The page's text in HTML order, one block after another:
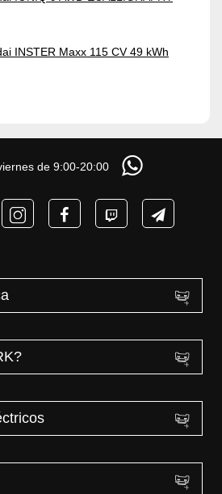
INSTER Maxx 115 CV 49 kWh
de 9:00-20:00